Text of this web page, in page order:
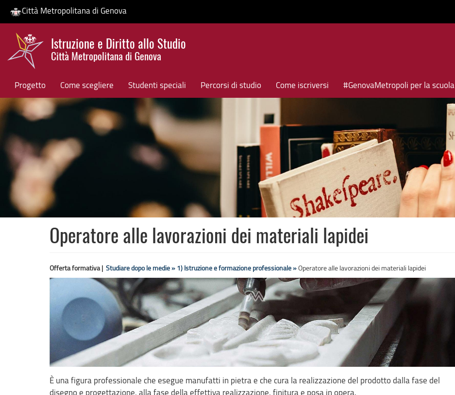
Salta
contenuto
Città Metropolitana di Genova
Istruzione e Diritto allo Studio
Città Metropolitana di Genova
Progetto Come scegliere Studenti speciali Percorsi di studio Come iscriversi #GenovaMetropoli per la scuola
HP banner
Operatore alle lavorazioni dei materiali lapidei
Offerta formativa | Studiare dopo le medie » 1) Istruzione e formazione professionale »Operatore alle lavorazioni dei materiali lapidei
È una figura professionale che esegue manufatti in pietra e che cura la realizzazione del prodotto dalla fase del
disegno e progettazione, alla fase della effettiva realizzazione, finitura e posa in opera.